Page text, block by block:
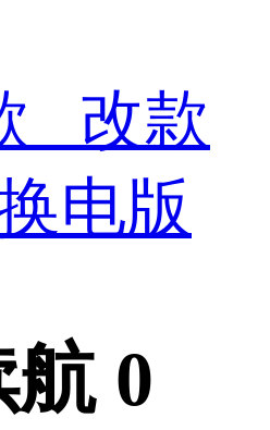
改款
电版
0